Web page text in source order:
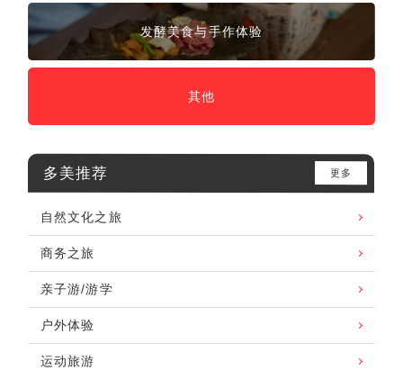
发酵美食与手作体验
其他
多美推荐 更多
自然文化之旅
商务之旅
亲子游/游学
户外体验
运动旅游